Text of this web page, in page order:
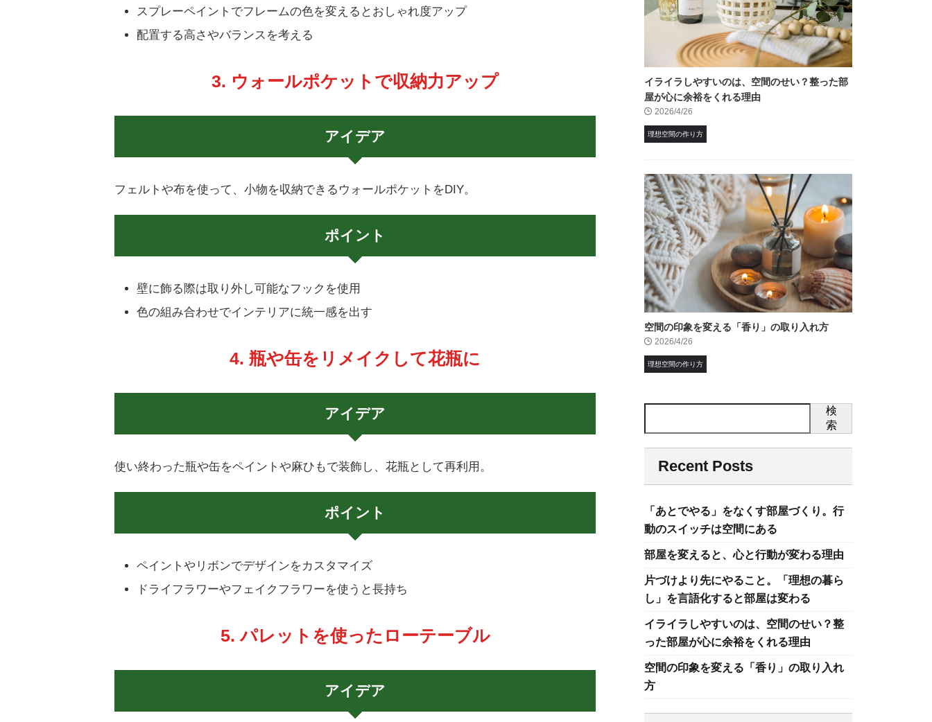
スプレーペイントでフレームの色を変えるとおしゃれ度アップ
配置する高さやバランスを考える
3. ウォールポケットで収納力アップ
アイデア
フェルトや布を使って、小物を収納できるウォールポケットをDIY。
ポイント
壁に飾る際は取り外し可能なフックを使用
色の組み合わせでインテリアに統一感を出す
4. 瓶や缶をリメイクして花瓶に
アイデア
使い終わった瓶や缶をペイントや麻ひもで装飾し、花瓶として再利用。
ポイント
ペイントやリボンでデザインをカスタマイズ
ドライフラワーやフェイクフラワーを使うと長持ち
5. パレットを使ったローテーブル
アイデア
イライラしやすいのは、空間のせい？整った部
屋が心に余裕をくれる理由
2026/4/26
理想空間の作り方
空間の印象を変える「香り」の取り入れ方
2026/4/26
理想空間の作り方
検
索
Recent Posts
「あとでやる」をなくす部屋づくり。行
動のスイッチは空間にある
部屋を変えると、心と行動が変わる理由
片づけより先にやること。「理想の暮ら
し」を言語化すると部屋は変わる
イライラしやすいのは、空間のせい？整
った部屋が心に余裕をくれる理由
空間の印象を変える「香り」の取り入れ
方